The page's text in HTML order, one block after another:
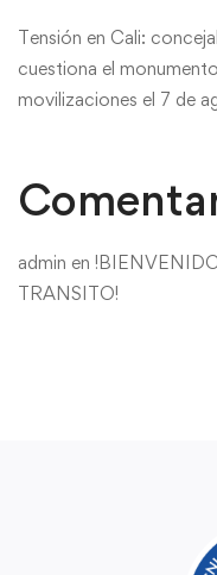
Tensión en Cali:
cuestiona el
movilizaciones el 7 de
admin en
TRANSITO!